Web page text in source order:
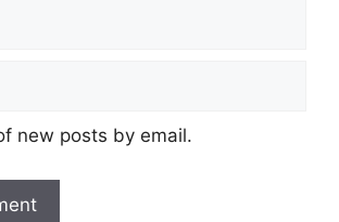
new posts by email.